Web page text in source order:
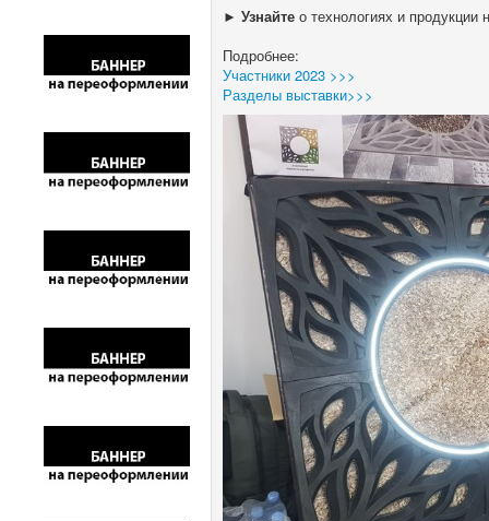
►Узнайте о технологиях и продукции
Подробнее:
Участники 2023 >>>
Разделы выставки>>>